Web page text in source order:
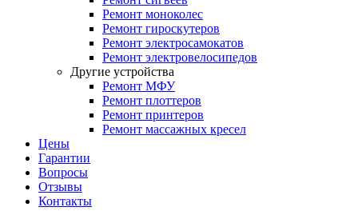
Ремонт моноколес
Ремонт гироскутеров
Ремонт электросамокатов
Ремонт электровелосипедов
Другие устройства
Ремонт МФУ
Ремонт плоттеров
Ремонт принтеров
Ремонт массажных кресел
Цены
Гарантии
Вопросы
Отзывы
Контакты